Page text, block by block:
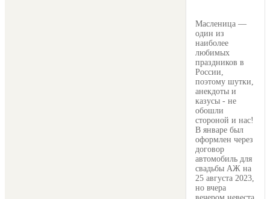
Масленица —
один из
наиболее
любимых
праздников в
России,
поэтому шутки,
анекдоты и
казусы - не
обошли
стороной и нас!
В январе был
оформлен через
договор
автомобиль для
свадьбы АЖ на
25 августа 2023,
но вчера